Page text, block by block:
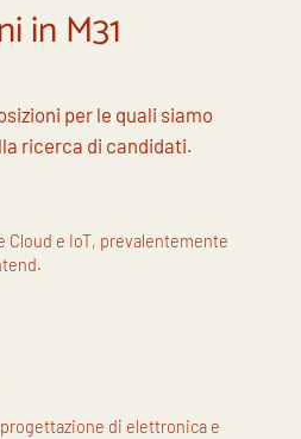
in M31
per le quali siamo
ricerca di candidati.
Cloud e IoT, prevalentemente
di elettronica e